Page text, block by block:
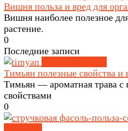
Вишня польза и вред для
Вишня наиболее полезное
растение.
0
Последние записи
Тимьян полезные свойства и
Тимьян — ароматная трава с
свойствами
0